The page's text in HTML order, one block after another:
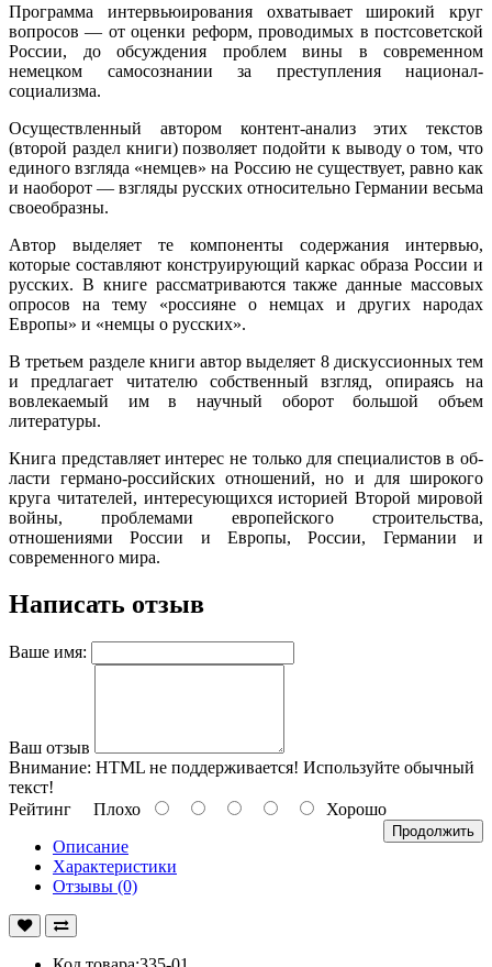
Программа интервьюирования охватывает широкий круг
вопро­сов — от оценки реформ, проводимых в постсоветской
России, до обсуждения проблем вины в современном
немецком самосознании за преступления национал-
социализма.
Осуществленный автором контент-анализ этих текстов
(второй раздел книги) позволяет подойти к выводу о том, что
единого взгля­да «немцев» на Россию не существует, равно как
и наоборот — взгляды русских относительно Германии весьма
своеобразны.
Автор выделяет те компоненты содержания интервью,
которые составляют конструирующий каркас образа России и
русских. В книге рассматриваются также данные массовых
опросов на тему «россияне о немцах и других народах
Европы» и «немцы о русских».
В третьем разделе книги автор выделяет 8 дискуссионных тем
и предлагает читателю собственный взгляд, опираясь на
вовлекаемый им в научный оборот большой объем
литературы.
Книга представляет интерес не только для специалистов в об­
ласти германо-российских отношений, но и для широкого
круга чи­тателей, интересующихся историей Второй мировой
войны, пробле­мами европейского строительства,
отношениями России и Европы, России, Германии и
современного мира.
Написать отзыв
Ваше имя:
Ваш отзыв
Внимание: HTML не поддерживается! Используйте обычный
текст!
Рейтинг Плохо Хорошо
Продолжить
Описание
Характеристики
Отзывы (0)